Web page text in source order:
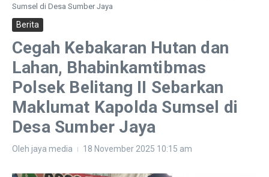
Sumsel di Desa Sumber Jaya
Berita
Cegah Kebakaran Hutan dan
Lahan, Bhabinkamtibmas
Polsek Belitang II Sebarkan
Maklumat Kapolda Sumsel di
Desa Sumber Jaya
Oleh jaya media 18 November 2025 10:15 am